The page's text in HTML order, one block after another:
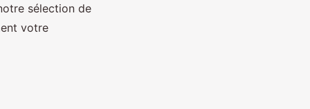
sélection de
votre